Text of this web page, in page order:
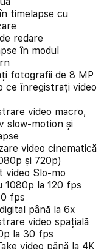
timelapse cu
redare
în modul
fotografii de 8 MP
ce înregistrați video
video macro,
slow-motion și
video cinematică
și 720p)
video Slo-mo
1080p la 120 fps
fps
până la 6x
video spațială
la 30 fps
video până la 4K